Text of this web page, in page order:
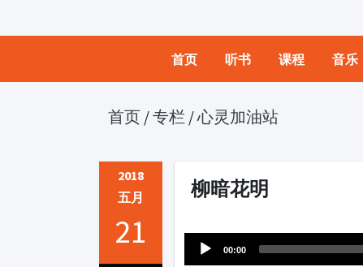
首页 听书 课程 音乐
首页 /专栏 /心灵加油站
2018
五月
21
柳暗花明
Player
00:00